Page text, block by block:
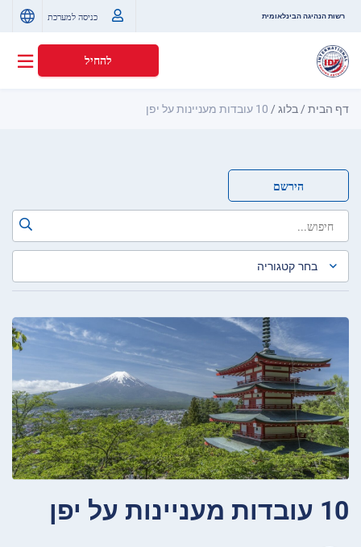
רשות הנהיגה הבינלאומית כניסה למערכת
להחיל
דף הבית/ בלוג/ 10 עובדות מעניינות על יפן
הירשם
10 עובדות מעניינות על יפן